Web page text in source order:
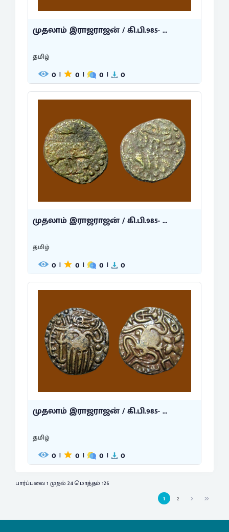
முதலாம் இராஜராஜன் / கி.பி.985- ...
தமிழ்
0 | 0 | 0 | 0
முதலாம் இராஜராஜன் / கி.பி.985- ...
தமிழ்
0 | 0 | 0 | 0
முதலாம் இராஜராஜன் / கி.பி.985- ...
தமிழ்
0 | 0 | 0 | 0
பார்ப்பவை 1 முதல் 24 மொத்தம் 126
1
2